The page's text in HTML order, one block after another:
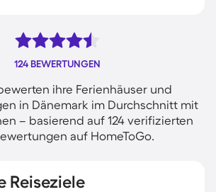
124 BEWERTUNGEN
ihre Ferienhäuser und
in Dänemark im Durchschnitt mit
– basierend auf 124 verifizierten
auf HomeToGo.
Reiseziele